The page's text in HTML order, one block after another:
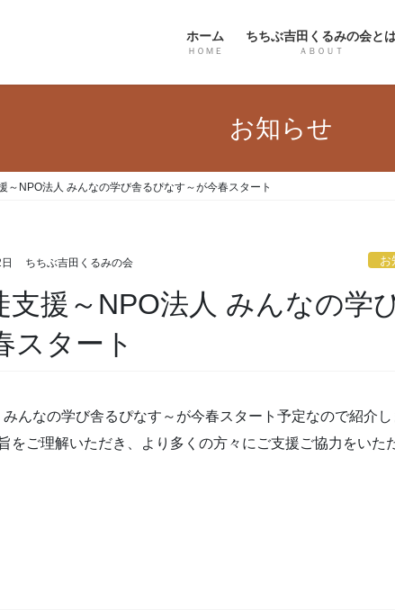
ホーム
ＨＯＭＥ
ちちぶ吉田くるみの会と
ＡＢＯＵＴ
お知らせ
～NPO法人 みんなの学び舎るぴなす～が今春スタート
ちちぶ吉田くるみの会 お
支援～NPO法人 みんなの学
スタート
んなの学び舎るぴなす～が今春スタート予定なので紹介し
をご理解いただき、より多くの方々にご支援ご協力をいた